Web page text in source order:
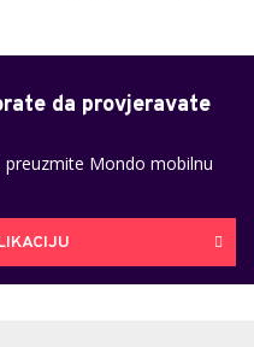
da provjeravate
Mondo mobilnu